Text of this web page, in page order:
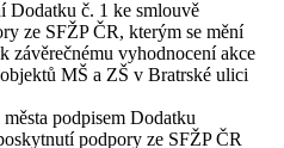
Dodatku č. 1 ke smlouvě
ze SFŽP ČR, kterým se mění
závěrečnému vyhodnocení akce
MŠ a ZŠ v Bratrské ulici
podpisem Dodatku
podpory ze SFŽP ČR